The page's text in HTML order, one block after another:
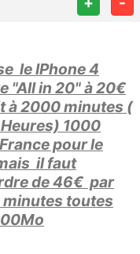
le IPhone 4
"All in 20" à 20€
à 2000 minutes (
1000
pour le
il faut
de 46€ par
toutes